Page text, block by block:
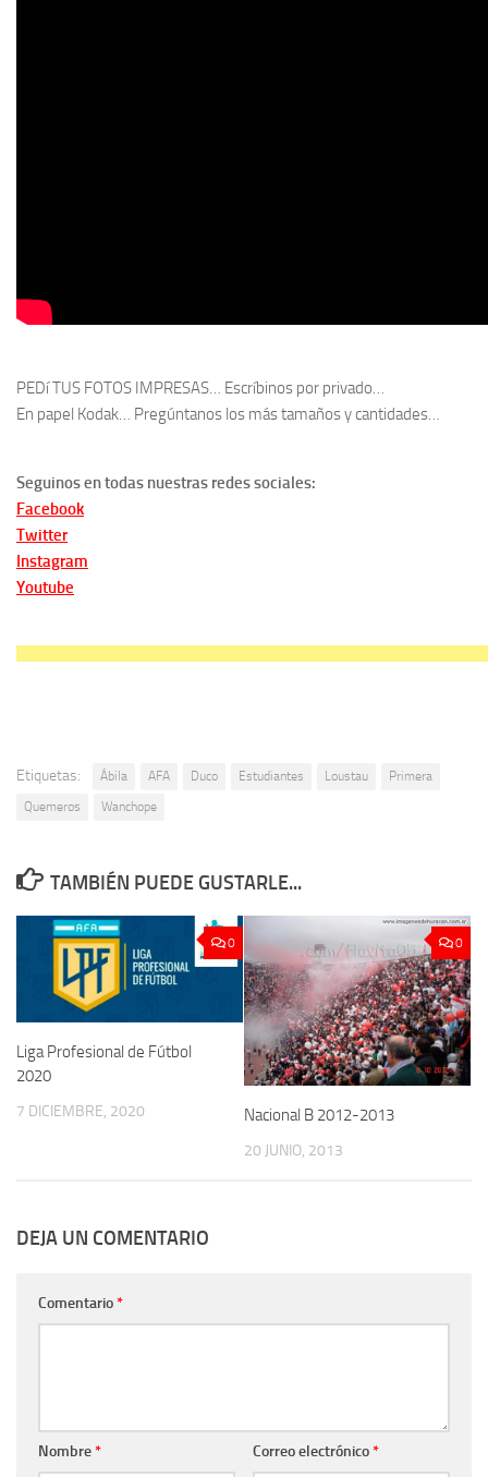
PEDí TUS FOTOS IMPRESAS… Escríbinos por privado…
En papel Kodak… Pregúntanos los más tamaños y cantidades…
Seguinos en todas nuestras redes sociales:
Facebook
Twitter
Instagram
Youtube
Etiquetas: Ábila AFA Duco Estudiantes Loustau
Primera
Quemeros
Wanchope
TAMBIÉN PUEDE GUSTARLE...
0
Liga Profesional de Fútbol
2020
7 DICIEMBRE, 2020
0
Nacional B 2012-2013
20 JUNIO, 2013
DEJA UN COMENTARIO
Comentario*
Nombre* Correo electrónico*